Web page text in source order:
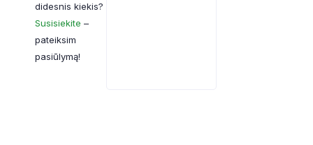
didesnis kiekis?
Susisiekite –
pateiksim
pasiūlymą!